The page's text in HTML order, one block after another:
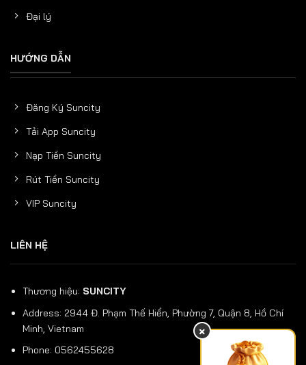
Đại lý
HƯỚNG DẪN
Đăng Ký Suncity
Tải App Suncity
Nạp Tiền Suncity
Rút Tiền Suncity
VIP Suncity
LIÊN HỆ
Thương hiệu: SUNCITY
Address: 2944 Đ. Phạm Thế Hiển, Phường 7, Quận 8, Hồ Chí
Minh, Vietnam
Phone: 0562455628
×